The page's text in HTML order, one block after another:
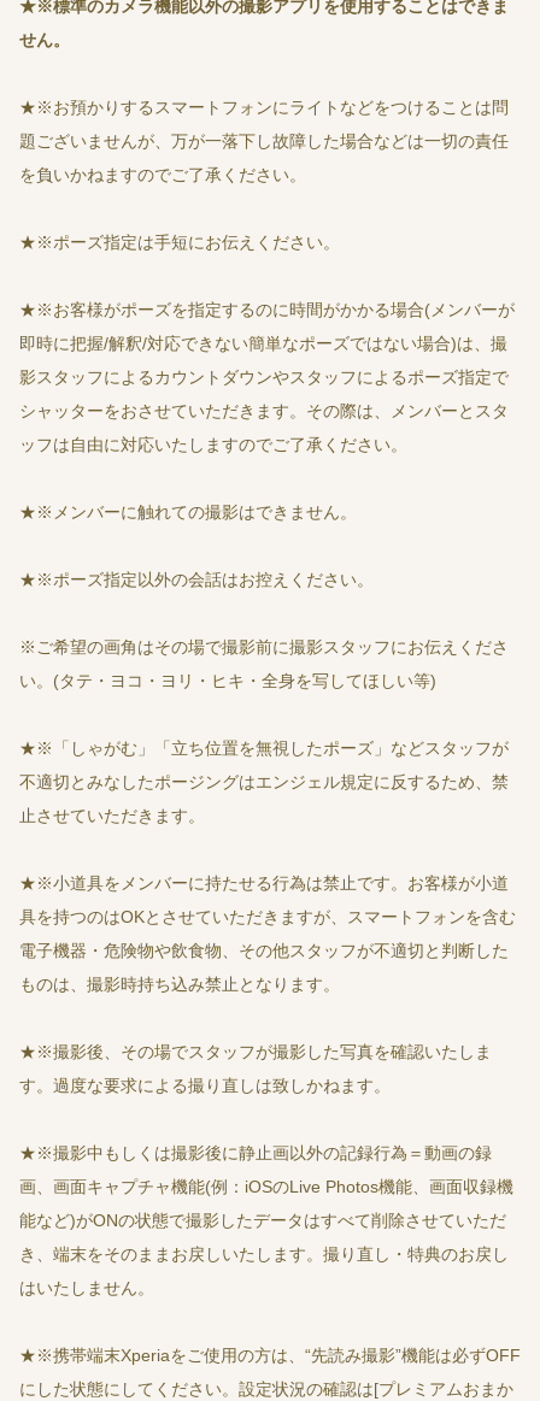
★※標準のカメラ機能以外の撮影アプリを使用することはできま
せん。
★※お預かりするスマートフォンにライトなどをつけることは問
題ございませんが、万が一落下し故障した場合などは一切の責任
を負いかねますのでご了承ください。
★※ポーズ指定は手短にお伝えください。
★※お客様がポーズを指定するのに時間がかかる場合(メンバーが
即時に把握/解釈/対応できない簡単なポーズではない場合)は、撮
影スタッフによるカウントダウンやスタッフによるポーズ指定で
シャッターをおさせていただきます。その際は、メンバーとスタ
ッフは自由に対応いたしますのでご了承ください。
★※メンバーに触れての撮影はできません。
★※ポーズ指定以外の会話はお控えください。
※ご希望の画角はその場で撮影前に撮影スタッフにお伝えくださ
い。(タテ・ヨコ・ヨリ・ヒキ・全身を写してほしい等)
★※「しゃがむ」「立ち位置を無視したポーズ」などスタッフが
不適切とみなしたポージングはエンジェル規定に反するため、禁
止させていただきます。
★※小道具をメンバーに持たせる行為は禁止です。お客様が小道
具を持つのはOKとさせていただきますが、スマートフォンを含む
電子機器・危険物や飲食物、その他スタッフが不適切と判断した
ものは、撮影時持ち込み禁止となります。
★※撮影後、その場でスタッフが撮影した写真を確認いたしま
す。過度な要求による撮り直しは致しかねます。
★※撮影中もしくは撮影後に静止画以外の記録行為＝動画の録
画、画面キャプチャ機能(例：iOSのLive Photos機能、画面収録機
能など)がONの状態で撮影したデータはすべて削除させていただ
き、端末をそのままお戻しいたします。撮り直し・特典のお戻し
はいたしません。
★※携帯端末Xperiaをご使用の方は、“先読み撮影”機能は必ずOFF
にした状態にしてください。設定状況の確認は[プレミアムおまか